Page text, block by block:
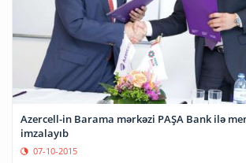
Azercell-in Barama mərkəzi PAŞA Bank ilə
imzalayıb
07-10-2015